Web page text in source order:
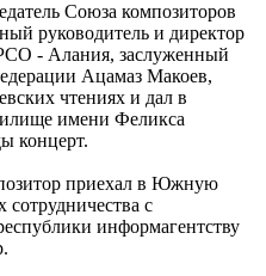
Союза композиторов
руководитель и директор
- Алания, заслуженный
Ацамаз Макоев,
чтениях и дал в
имени Феликса
концерт.
приехал в Южную
с
информагентству